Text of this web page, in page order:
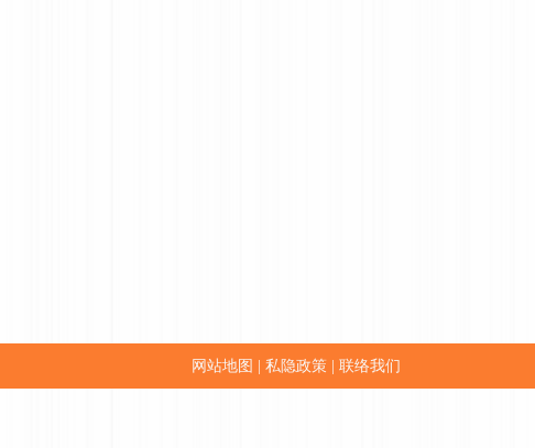
网站地图 | 私隐政策 | 联络我们